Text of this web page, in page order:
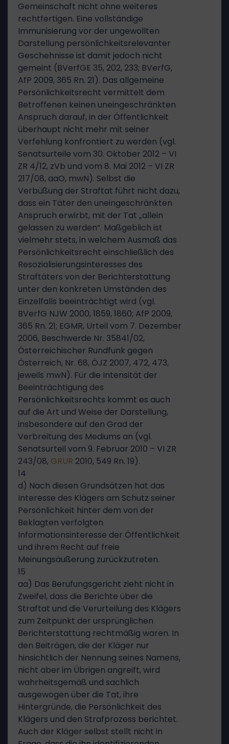
Gemeinschaft nicht ohne weiteres
rechtfertigen. Eine vollständige
Immunisierung vor der ungewollten
Darstellung persönlichkeitsrelevanter
Geschehnisse ist damit jedoch nicht
gemeint (BVerfGE 35, 202, 233; BVerfG,
AfP 2009, 365 Rn. 21). Das allgemeine
Persönlichkeitsrecht vermittelt dem
Betroffenen keinen uneingeschränkten
Anspruch darauf, in der Öffentlichkeit
überhaupt nicht mehr mit seiner
Verfehlung konfrontiert zu werden (vgl.
Senatsurteile vom 30. Oktober 2012 – VI
ZR 4/12, zVb und vom 8. Mai 2012 – VI ZR
217/08, aaO, mwN). Selbst die
Verbüßung der Straftat führt nicht dazu,
dass ein Täter den uneingeschränkten
Anspruch erwirbt, mit der Tat „allein
gelassen zu werden“. Maßgeblich ist
vielmehr stets, in welchem Ausmaß das
Persönlichkeitsrecht einschließlich des
Resozialisierungsinteresses des
Straftäters von der Berichterstattung
unter den konkreten Umständen des
Einzelfalls beeinträchtigt wird (vgl.
BVerfG NJW 2000, 1859, 1860; AfP 2009,
365 Rn. 21; EGMR, Urteil vom 7. Dezember
2006, Beschwerde Nr. 35841/02,
Österreichischer Rundfunk gegen
Österreich, Nr. 68, ÖJZ 2007, 472, 473,
jeweils mwN). Für die Intensität der
Beeinträchtigung des
Persönlichkeitsrechts kommt es auch
auf die Art und Weise der Darstellung,
insbesondere auf den Grad der
Verbreitung des Mediums an (vgl.
Senatsurteil vom 9. Februar 2010 – VI ZR
243/08, GRUR 2010, 549 Rn. 19).
14
d) Nach diesen Grundsätzen hat das
Interesse des Klägers am Schutz seiner
Persönlichkeit hinter dem von der
Beklagten verfolgten
Informationsinteresse der Öffentlichkeit
und ihrem Recht auf freie
Meinungsäußerung zurückzutreten.
15
aa) Das Berufungsgericht zieht nicht in
Zweifel, dass die Berichte über die
Straftat und die Verurteilung des Klägers
zum Zeitpunkt der ursprünglichen
Berichterstattung rechtmäßig waren. In
den Beiträgen, die der Kläger nur
hinsichtlich der Nennung seines Namens,
nicht aber im Übrigen angreift, wird
wahrheitsgemäß und sachlich
ausgewogen über die Tat, ihre
Hintergründe, die Persönlichkeit des
Klägers und den Strafprozess berichtet.
Auch der Kläger selbst stellt nicht in